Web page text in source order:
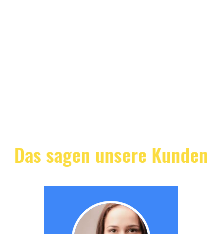
Das sagen unsere Kunden